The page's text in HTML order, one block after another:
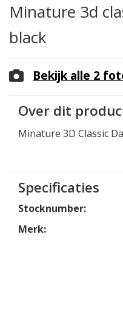
Minature 3d
black
Over dit
Minature 3D Classic
Bekijk alle 2
Specificaties
Stocknumber:
Merk: